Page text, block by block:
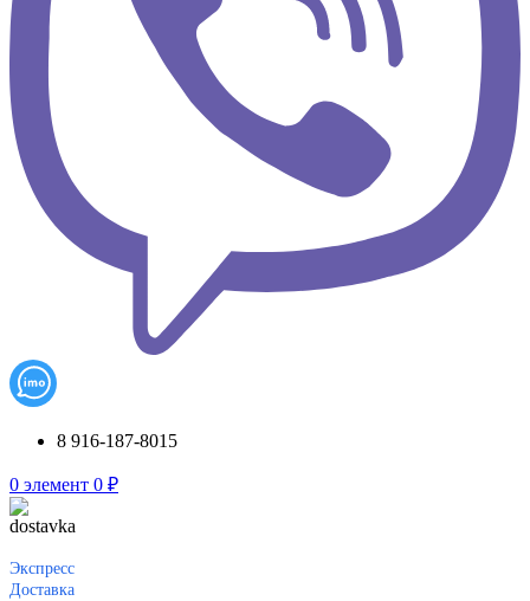
8 916-187-8015
0 элемент 0 ₽
Экспресс
Доставка